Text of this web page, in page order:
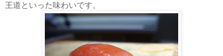
王道といった味わいです。